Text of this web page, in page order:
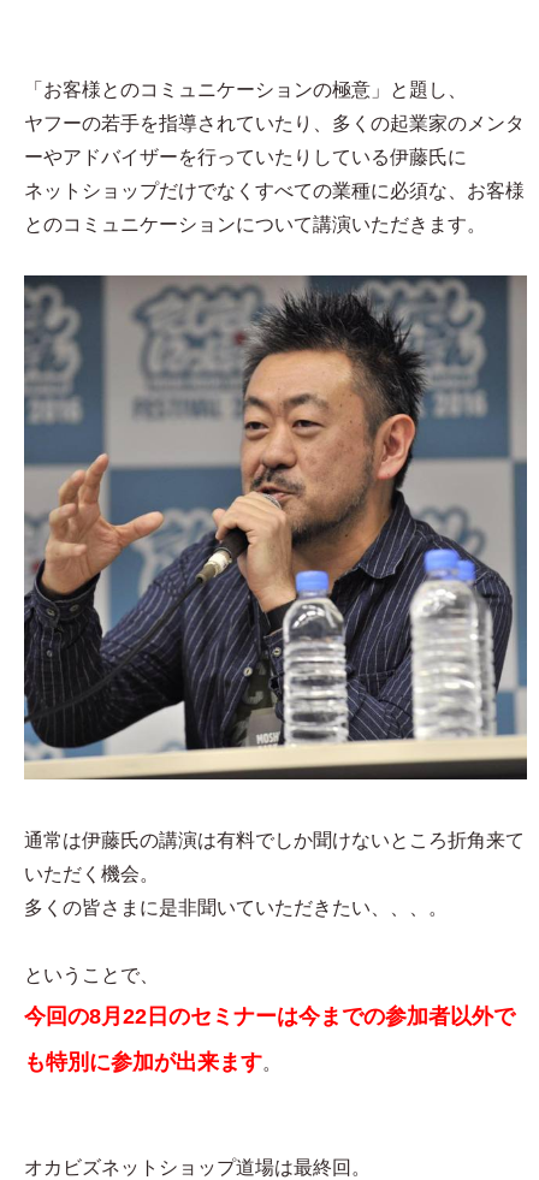
「お客様とのコミュニケーションの極意」と題し、
ヤフーの若手を指導されていたり、多くの起業家のメンタ
ーやアドバイザーを行っていたりしている伊藤氏に
ネットショップだけでなくすべての業種に必須な、お客様
とのコミュニケーションについて講演いただきます。
通常は伊藤氏の講演は有料でしか聞けないところ折角来て
いただく機会。
多くの皆さまに是非聞いていただきたい、、、。
ということで、
今回の8月22日のセミナーは今までの参加者以外で
も特別に参加が出来ます。
オカビズネットショップ道場は最終回。